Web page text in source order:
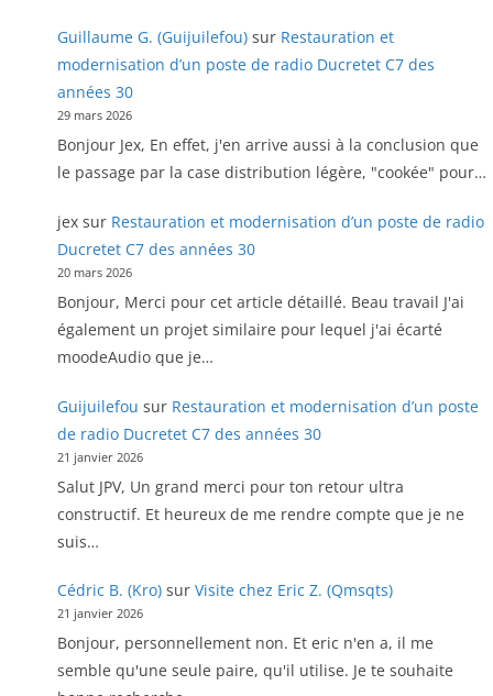
Guillaume G. (Guijuilefou)sur Restauration et
modernisation d’un poste de radio Ducretet C7 des
années 30
29 mars 2026
Bonjour Jex, En effet, j'en arrive aussi à la conclusion que
le passage par la case distribution légère, "cookée" pour…
jexsur Restauration et modernisation d’un poste de radio
Ducretet C7 des années 30
20 mars 2026
Bonjour, Merci pour cet article détaillé. Beau travail J'ai
également un projet similaire pour lequel j'ai écarté
moodeAudio que je…
Guijuilefou sur Restauration et modernisation d’un poste
de radio Ducretet C7 des années 30
21 janvier 2026
Salut JPV, Un grand merci pour ton retour ultra
constructif. Et heureux de me rendre compte que je ne
suis…
Cédric B. (Kro)sur Visite chez Eric Z. (Qmsqts)
21 janvier 2026
Bonjour, personnellement non. Et eric n'en a, il me
semble qu'une seule paire, qu'il utilise. Je te souhaite